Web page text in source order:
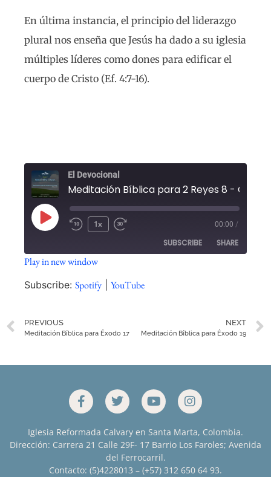
En última instancia, el principio del liderazgo
plural nos enseña que Jesús ha dado a su iglesia
múltiples líderes como dones para edificar el
cuerpo de Cristo (Ef. 4:7-16).
El Devocional
1x 00:00 /
SUBSCRIBE SHARE
SHARE
EMBED
Play in new window
Subscribe: Spotify| YouTube
PREVIOUS
Meditación Bíblica para Éxodo 17
NEXT
Meditación Bíblica para Éxodo 19
Iglesia Reformada Calvary en Santa Marta, Colombia.
Dirección: Carrera 21 Calle 29F- 17 Barrio Los Faroles; Avenida
del Ferrocarril.
Contacto: (5)4228013 – (+57) 312 650 64 93.